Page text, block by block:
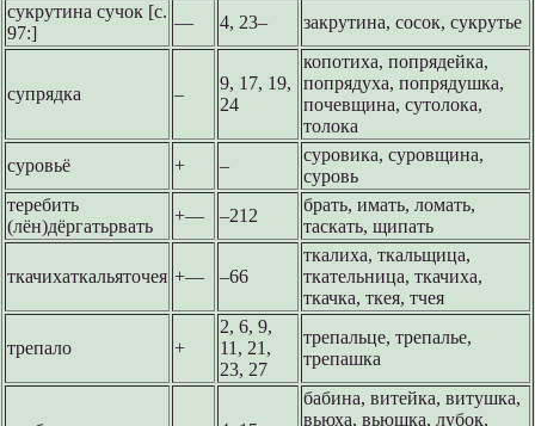
сукрутина сучок [с.
97:]
–– 4, 23– закрутина, сосок, сукрутье
супрядка –
9, 17, 19,
24
копотиха, попрядейка,
попрядуха, попрядушка,
почевщина, сутолока,
толока
суровьё
+ –
суровика, суровщина,
суровь
теребить
(лён)дёргатьрвать
+–– –212
брать, имать, ломать,
таскать, щипать
ткачихаткальяточея +–– –66
ткалиха, ткальщица,
ткательница, ткачиха,
ткачка, ткея, тчея
трепало +
2, 6, 9,
11, 21,
23, 27
трепальце, трепалье,
трепашка
бабина, витейка, витушка,
вьюха, вьюшка, лубок,